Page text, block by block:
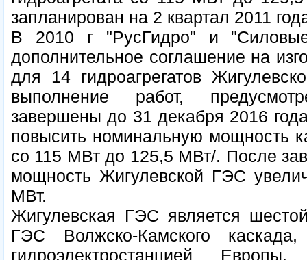
запланирован на 2 квартал 2011
В 2010 г "РусГидро" и
дополнительное соглашение на
для 14 гидроагрегатов
выполнение работ,
завершены до 31 декабря 2016
повысить номинальную мощность
со 115 МВт до 125,5 МВт/. После
мощность Жигулевской ГЭС
МВт.
Жигулевская ГЭС является
ГЭС Волжско-Камского
гидроэлектростанцией